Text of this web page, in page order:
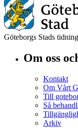
Göteborgs Stads tidning
Om oss
Kontakt
Om Vårt
Till
Så
Arkiv